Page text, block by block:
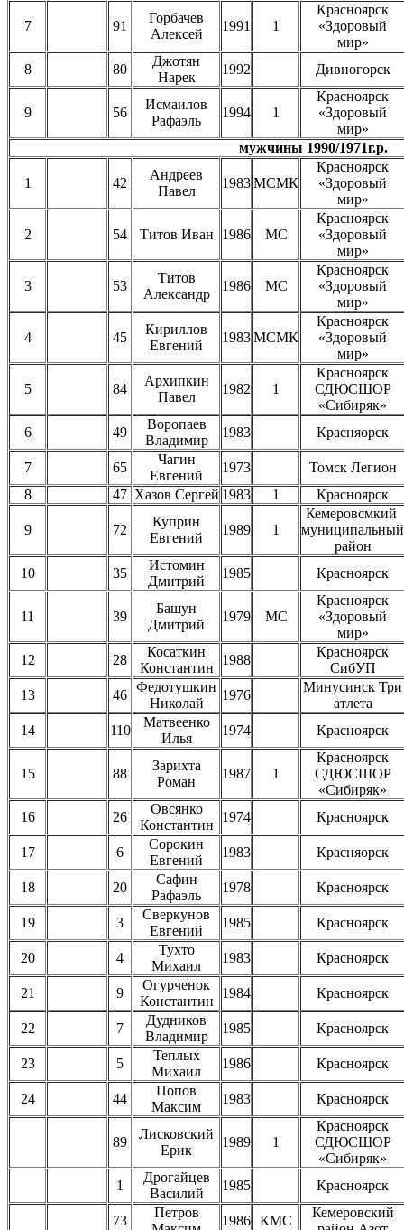
7 91
Горбачев
Алексей
1991 1
Красноярск
«Здоровый
мир»
8
80
Джотян
Нарек
1992 Дивногорск
9 56
Исмаилов
Рафаэль
1994 1
Красноярск
«Здоровый
мир»
мужчины 1990/1971г.р.
1 42
Андреев
Павел
1983МСМК
Красноярск
«Здоровый
мир»
2 54 Титов Иван 1986 МС
Красноярск
«Здоровый
мир»
3 53
Титов
Александр
1986 МС
Красноярск
«Здоровый
мир»
4 45
Кириллов
Евгений
1983МСМК
Красноярск
«Здоровый
мир»
5 84
Архипкин
Павел
1982 1
Красноярск
СДЮСШОР
«Сибиряк»
6
49
Воропаев
Владимир
1983 Красняорск
7 65
Чагин
Евгений
1973
Томск Легион
8
47 Хазов Сергей 1983 1 Красноярск
9 72
Куприн
Евгений
1989 1
Кемеровсмкий
муниципальный
район
10
35
Истомин
Дмитрий
1985 Красноярск
11 39
Башун
Дмитрий
1979 МС
Красноярск
«Здоровый
мир»
12
28
Косаткин
Константин
1988
Красноярск
СибУП
13
46
Федотушкин
Николай
1976
Минусинск Три
атлета
14
110
Матвеенко
Илья
1974 Красноярск
15 88
Зарихта
Роман
1987 1
Красноярск
СДЮСШОР
«Сибиряк»
16
26
Овсянко
Константин
1974 Красноярск
17 6
Сорокин
Евгений
1983 Красняорск
18 20
Сафин
Рафаэль
1978 Красноярск
19 3
Сверкунов
Евгений
1985 Красноярск
20 4
Тухто
Михаил
1983 Красноярск
21 9
Огурченок
Константин
1984 Красноярск
22 7
Дудников
Владимир
1985 Красноярск
23 5
Теплых
Михаил
1986 Красноярск
24 44
Попов
Максим
1983 Красноярск
89
Лисковский
Ерик
1989 1
Красноярск
СДЮСШОР
«Сибиряк»
1
Дрогайцев
Василий
1985 Красноярск
73
Петров
1986 КМС
Кемеровский